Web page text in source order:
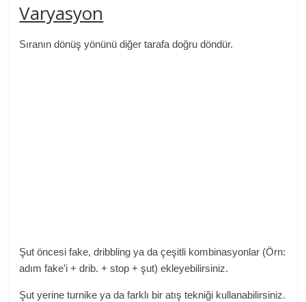
Varyasyon
Sıranın dönüş yönünü diğer tarafa doğru döndür.
Şut öncesi fake, dribbling ya da çeşitli kombinasyonlar (Örn:
adım fake’i + drib. + stop + şut) ekleyebilirsiniz.
Şut yerine turnike ya da farklı bir atış tekniği kullanabilirsiniz.